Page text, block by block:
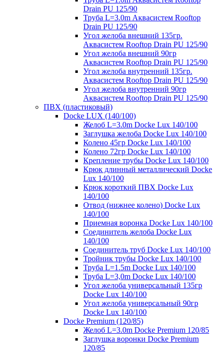
Drain PU 125/90
Труба L=3.0m Аквасистем Rooftop
Drain PU 125/90
Угол желоба внешний 135гр.
Аквасистем Rooftop Drain PU 125/90
Угол желоба внешний 90гр
Аквасистем Rooftop Drain PU 125/90
Угол желоба внутренний 135гр.
Аквасистем Rooftop Drain PU 125/90
Угол желоба внутренний 90гр
Аквасистем Rooftop Drain PU 125/90
ПВХ (пластиковый)
Docke LUX (140/100)
Желоб L=3.0m Docke Lux 140/100
Заглушка желоба Docke Lux 140/100
Колено 45гр Docke Lux 140/100
Колено 72гр Docke Lux 140/100
Крепление трубы Docke Lux 140/100
Крюк длинный металлический Docke
Lux 140/100
Крюк короткий ПВХ Docke Lux
140/100
Отвод (нижнее колено) Docke Lux
140/100
Приемная воронка Docke Lux 140/100
Соединитель желоба Docke Lux
140/100
Соединитель труб Docke Lux 140/100
Тройник трубы Docke Lux 140/100
Труба L=1.5m Docke Lux 140/100
Труба L=3,0m Docke Lux 140/100
Угол желоба универсальный 135гр
Docke Lux 140/100
Угол желоба универсальный 90гр
Docke Lux 140/100
Docke Premium (120/85)
Желоб L=3.0m Docke Premium 120/85
Заглушка воронки Docke Premium
120/85